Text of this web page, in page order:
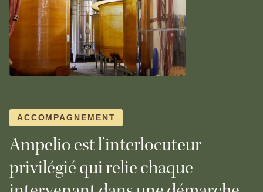
ACCOMPAGNEMENT
Ampelio est l’interlocuteur
privilégié qui relie chaque